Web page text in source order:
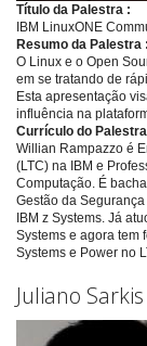
Título da Palestra :
IBM LinuxONE
Resumo da Palestra :
O Linux e o Open
em se tratando de
Esta apresentação
influência na
Currículo do
Willian Rampazzo é
(LTC) na IBM e
Computação. É
Gestão da
IBM z Systems. Já
Systems e agora tem
Systems e Power no
Juliano